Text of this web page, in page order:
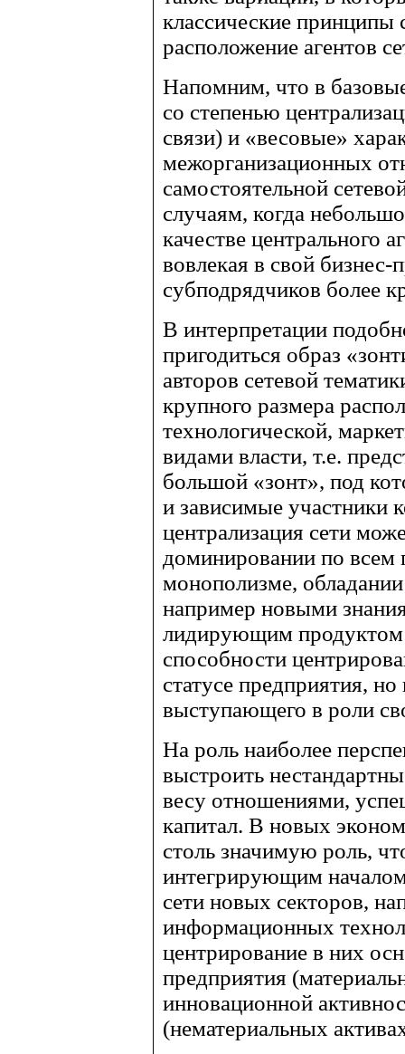
классические принципы
расположение агентов
Напомним, что в
со степенью
связи) и «весовые»
межорганизационных
самостоятельной
случаям, когда
качестве центрального
вовлекая в свой бизнес-
субподрядчиков более
В интерпретации
пригодиться образ
авторов сетевой
крупного размера
технологической,
видами власти, т.е.
большой «зонт», под
и зависимые участники
централизация сети
доминировании по всем
монополизме,
например новыми
лидирующим продуктом
способности
статусе предприятия, но
выступающего в роли
На роль наиболее
выстроить
весу отношениями,
капитал. В новых
столь значимую роль,
интегрирующим
сети новых секторов,
информационных
центрирование в них
предприятия
инновационной
(нематериальных